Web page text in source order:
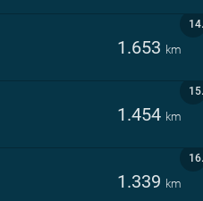
14.
1.653 km
15.
1.454 km
16.
1.339 km